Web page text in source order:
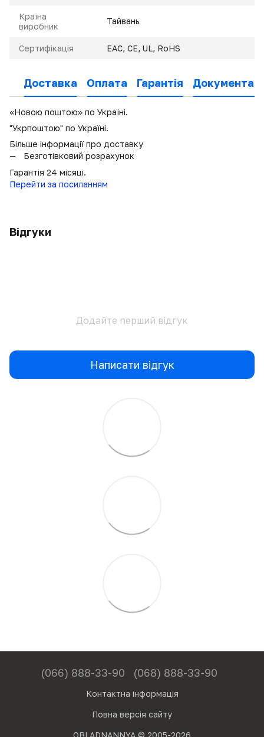
Країна
виробник
Тайвань
Сертифікація EAC, CE, UL, RoHS
Доставка Оплата Гарантія
«Новою поштою» по Україні.
"Укрпоштою" по Україні.
Більше інформації про доставку
Безготівковий розрахунок
Гарантія 24 місяці.
Перейти за посиланням
Відгуки
Додайте перший відгук
Написати відгук
(066) 888-33-90 (068) 888-33-90
Контактна інформація
Повна версія сайту
OBLADNANNYA © 2005-2026